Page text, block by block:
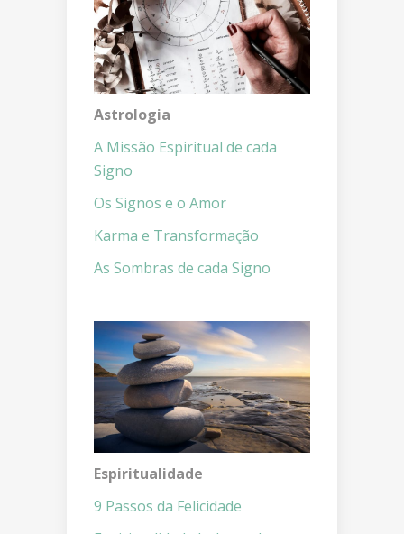
Astrologia
A Missão Espiritual de cada
Signo
Os Signos e o Amor
Karma e Transformação
As Sombras de cada Signo
Espiritualidade
9 Passos da Felicidade